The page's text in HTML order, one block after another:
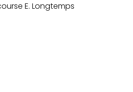
E. Longtemps